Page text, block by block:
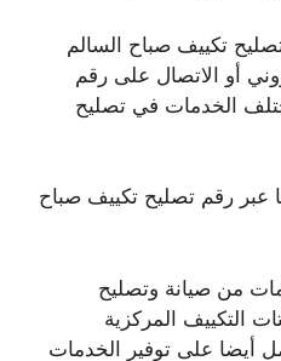
تكييف صباح السالم
أو الاتصال على رقم
الخدمات في تصليح
عبر رقم تصليح تكييف صباح
من صيانة وتصليح
التكييف المركزية
أيضا على توفير الخدمات